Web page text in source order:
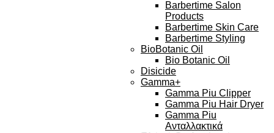
Barbertime Salon
Products
Barbertime Skin Care
Barbertime Styling
BioBotanic Oil
Bio Botanic Oil
Disicide
Gamma+
Gamma Piu Clipper
Gamma Piu Hair Dryer
Gamma Piu
Ανταλλακτικά